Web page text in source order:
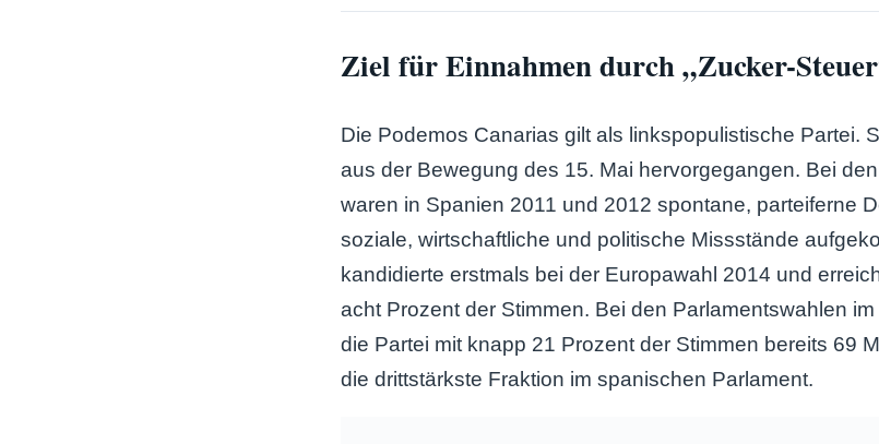
Ziel für Einnahmen durch „Zucker-
Die Podemos Canarias gilt als linkspopulistische Partei.
aus der Bewegung des 15. Mai hervorgegangen. Bei
waren in Spanien 2011 und 2012 spontane, parteiferne
soziale, wirtschaftliche und politische Missstände
kandidierte erstmals bei der Europawahl 2014 und
acht Prozent der Stimmen. Bei den Parlamentswahlen
die Partei mit knapp 21 Prozent der Stimmen bereits 69
die drittstärkste Fraktion im spanischen Parlament.